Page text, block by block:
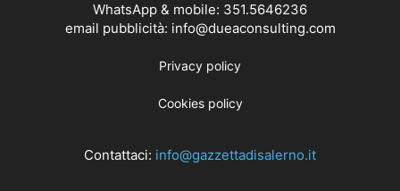
WhatsApp & mobile: 351.5646236
email pubblicità: info@dueaconsulting.com
Privacy policy
Cookies policy
Contattaci: info@gazzettadisalerno.it